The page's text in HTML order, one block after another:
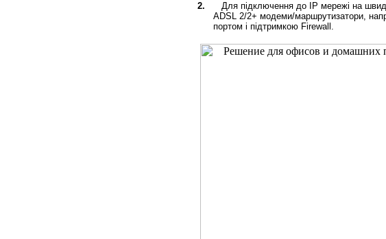
2.
Для підключення до ІP мережі на
ADSL 2/2+ модеми/маршрутизатори,
портом і підтримкою Firewall.